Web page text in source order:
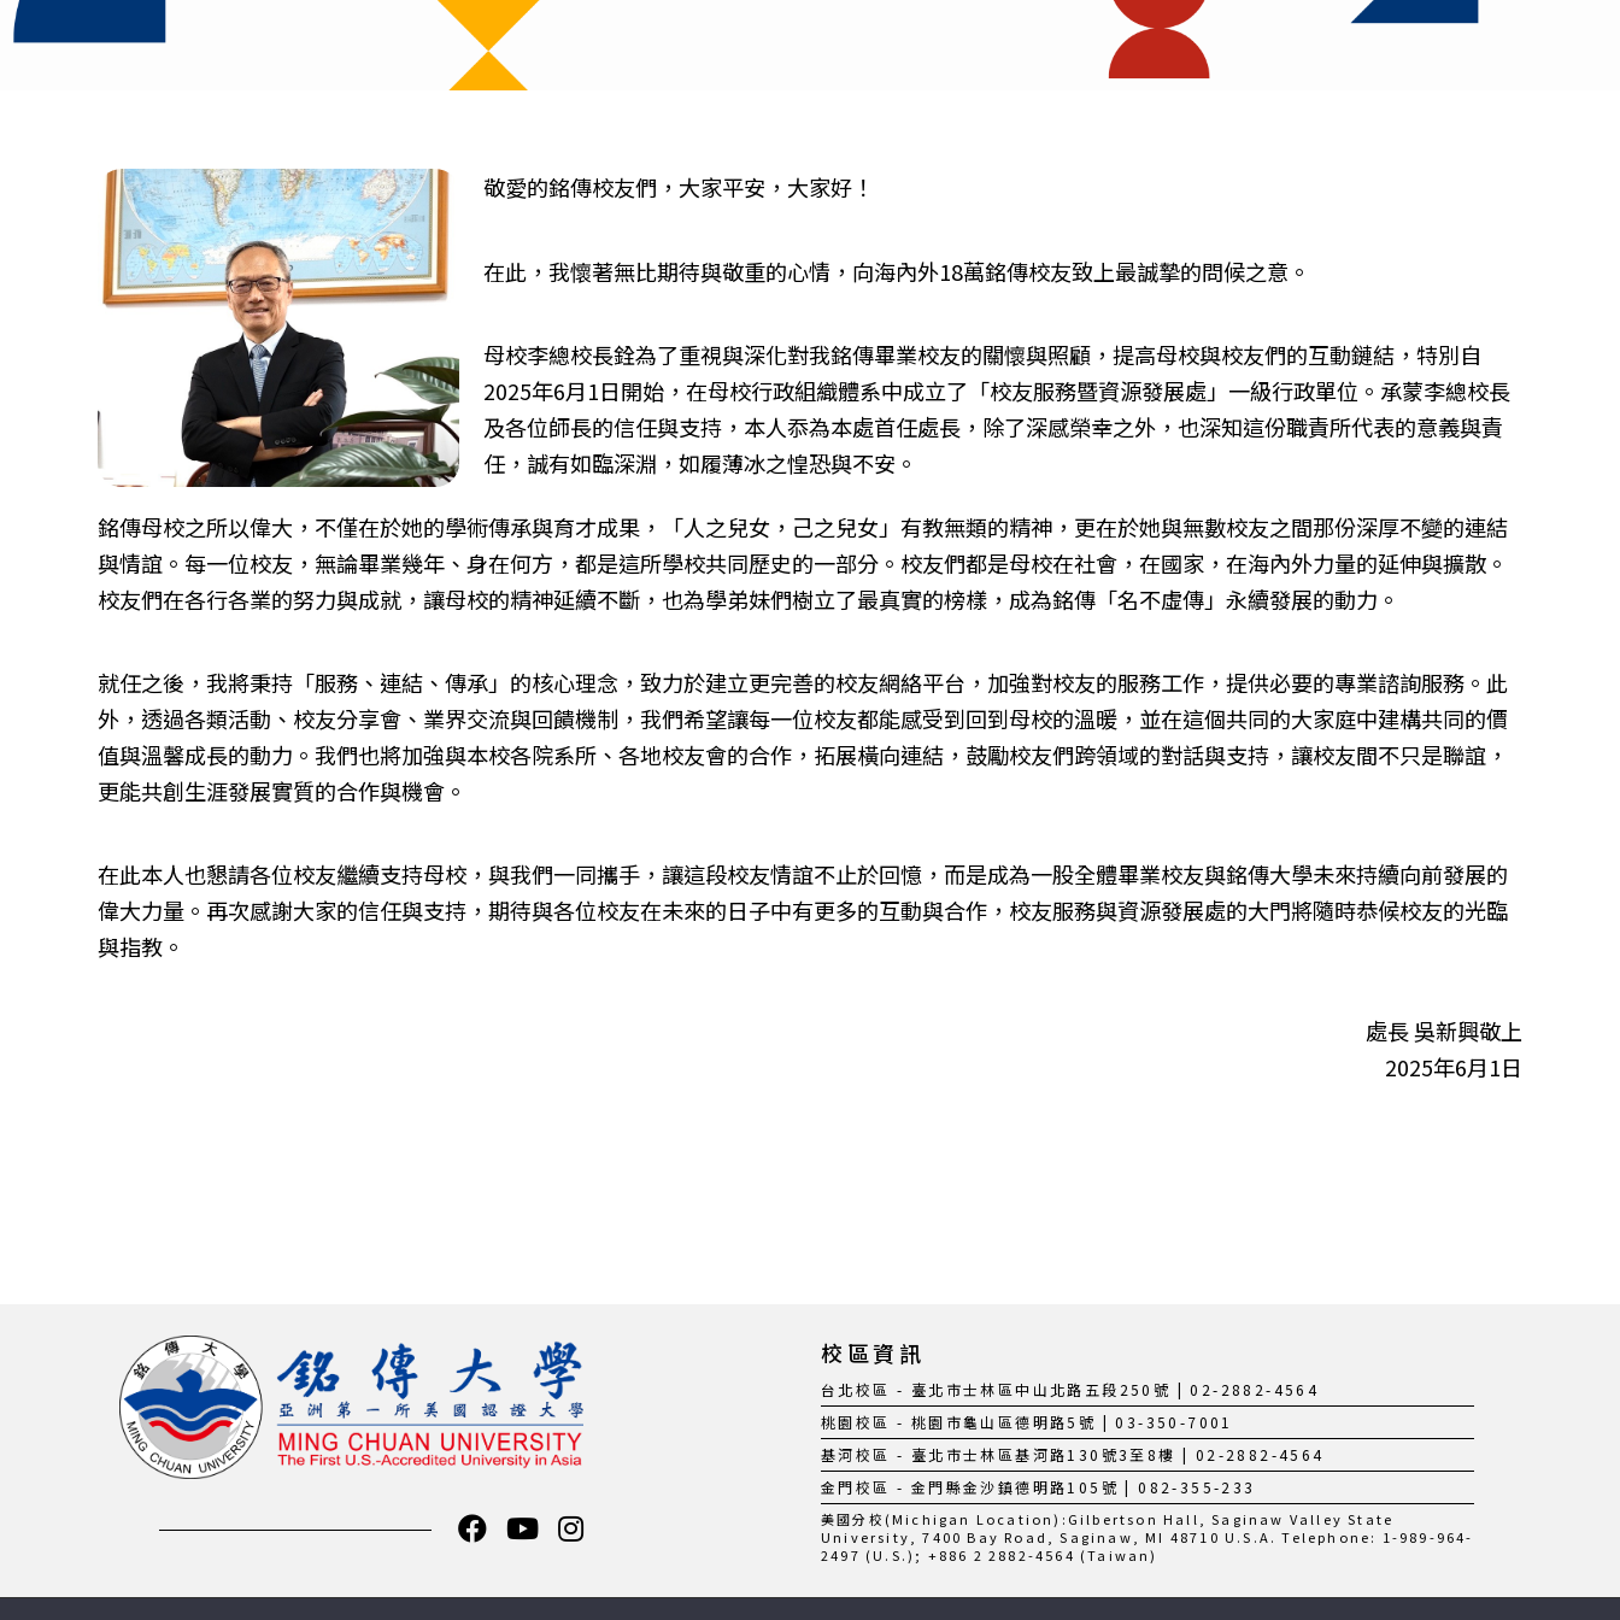
敬愛的銘傳校友們，大家平安，大家好！
在此，我懷著無比期待與敬重的心情，向海內外18萬銘傳校友致上最誠摯的問候之意。
母校李總校長銓為了重視與深化對我銘傳畢業校友的關懷與照顧，提高母校與校友們的互動鏈結，特別自
2025年6月1日開始，在母校行政組織體系中成立了「校友服務暨資源發展處」一級行政單位。承蒙李總校長
及各位師長的信任與支持，本人忝為本處首任處長，除了深感榮幸之外，也深知這份職責所代表的意義與責
任，誠有如臨深淵，如履薄冰之惶恐與不安。
銘傳母校之所以偉大，不僅在於她的學術傳承與育才成果，「人之兒女，己之兒女」有教無類的精神，更在於她與無數校友之間那份深厚不變的連結
與情誼。每一位校友，無論畢業幾年、身在何方，都是這所學校共同歷史的一部分。校友們都是母校在社會，在國家，在海內外力量的延伸與擴散。
校友們在各行各業的努力與成就，讓母校的精神延續不斷，也為學弟妹們樹立了最真實的榜樣，成為銘傳「名不虛傳」永續發展的動力。
就任之後，我將秉持「服務、連結、傳承」的核心理念，致力於建立更完善的校友網絡平台，加強對校友的服務工作，提供必要的專業諮詢服務。此
外，透過各類活動、校友分享會、業界交流與回饋機制，我們希望讓每一位校友都能感受到回到母校的溫暖，並在這個共同的大家庭中建構共同的價
值與溫馨成長的動力。我們也將加強與本校各院系所、各地校友會的合作，拓展橫向連結，鼓勵校友們跨領域的對話與支持，讓校友間不只是聯誼，
更能共創生涯發展實質的合作與機會。
在此本人也懇請各位校友繼續支持母校，與我們一同攜手，讓這段校友情誼不止於回憶，而是成為一股全體畢業校友與銘傳大學未來持續向前發展的
偉大力量。再次感謝大家的信任與支持，期待與各位校友在未來的日子中有更多的互動與合作，校友服務與資源發展處的大門將隨時恭候校友的光臨
與指教。
處長 吳新興敬上
2025年6月1日
校區資訊
台北校區 - 臺北市士林區中山北路五段250號 | 02-2882-4564
桃園校區 - 桃園市龜山區德明路5號 | 03-350-7001
基河校區 - 臺北市士林區基河路130號3至8樓 | 02-2882-4564
金門校區 - 金門縣金沙鎮德明路105號 | 082-355-233
美國分校(Michigan Location):Gilbertson Hall, Saginaw Valley State
University, 7400 Bay Road, Saginaw, MI 48710 U.S.A. Telephone: 1-989-964-
2497 (U.S.); +886 2 2882-4564 (Taiwan)